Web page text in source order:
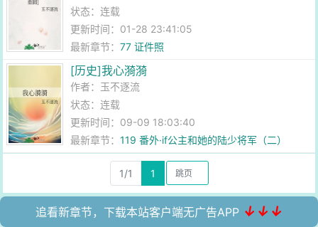
状态：连载
更新时间：01-28 23:41:05
最新章节：77 证件照
[历史]我心漪漪
作者： 玉不逐流
状态：连载
更新时间：09-09 18:03:40
最新章节：119 番外·if公主和她的陆少将军（二）
1/1 1
追看新章节，下载本站客户端无广告APP ↓↓↓